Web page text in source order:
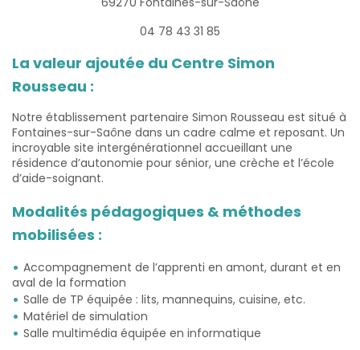
04 78 43 31 85
La valeur ajoutée du Centre Simon
Rousseau :
Notre établissement partenaire Simon Rousseau est situé à
Fontaines-sur-Saône dans un cadre calme et reposant. Un
incroyable site intergénérationnel accueillant une
résidence d’autonomie pour sénior, une crèche et l’école
d’aide-soignant.
Modalités pédagogiques & méthodes
mobilisées :
Accompagnement de l’apprenti en amont, durant et en
aval de la formation
Salle de TP équipée : lits, mannequins, cuisine, etc.
Matériel de simulation
Salle multimédia équipée en informatique